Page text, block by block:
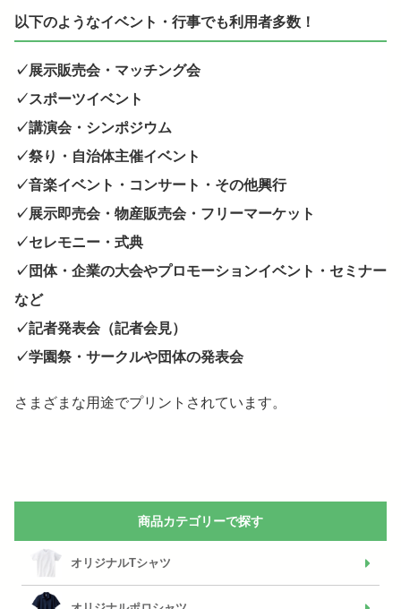
以下のようなイベント・行事でも利用者多数！
✓展示販売会・マッチング会
✓スポーツイベント
✓講演会・シンポジウム
✓祭り・自治体主催イベント
✓音楽イベント・コンサート・その他興行
✓展示即売会・物産販売会・フリーマーケット
✓セレモニー・式典
✓団体・企業の大会やプロモーションイベント・セミナー
など
✓記者発表会（記者会見）
✓学園祭・サークルや団体の発表会
さまざまな用途でプリントされています。
商品カテゴリーで探す
オリジナルTシャツ